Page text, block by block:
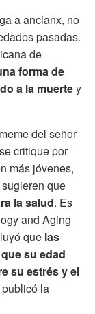
a ancianx, no
pasadas.
de
forma de
a la muertey
del señor
critique por
más jóvenes,
que
la salud. Es
and Aging
que las
su edad
su estrés y el
la